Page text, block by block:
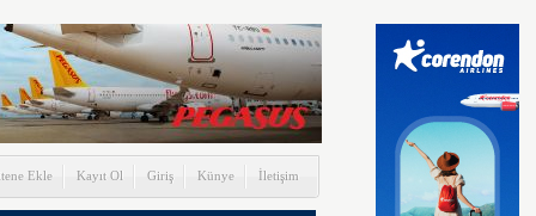
Ekle Kayıt Ol Giriş Künye İletişim